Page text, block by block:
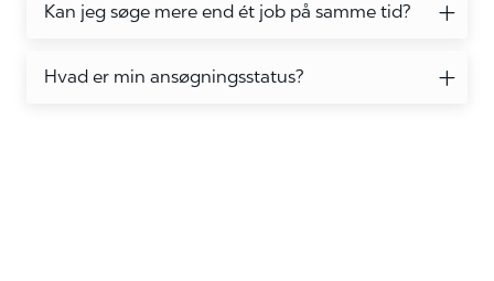
Kan jeg søge mere end ét job på samme tid?
Hvad er min ansøgningsstatus?